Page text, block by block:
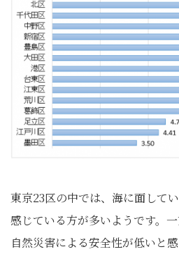
東京23区の中では、海に面して
感じている方が多いようです。一
自然災害による安全性が低いと